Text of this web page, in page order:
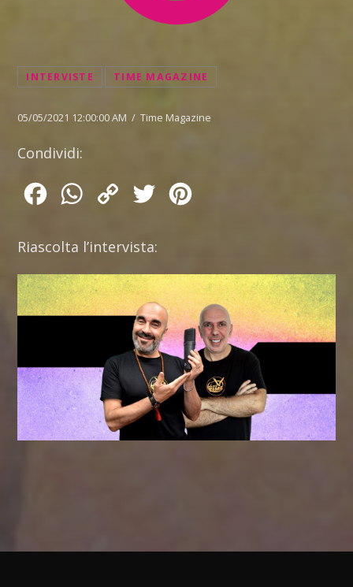
INTERVISTE TIME MAGAZINE
05/05/2021 12:00:00 AM / Time Magazine
Condividi:
FacebookWhatsApp
Copy
Twitter
Riascolta l’intervista: